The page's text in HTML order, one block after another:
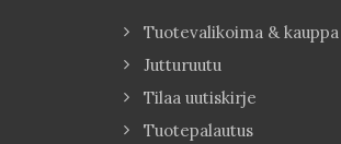
Tuotevalikoima & kauppa
Jutturuutu
Tilaa uutiskirje
Tuotepalautus